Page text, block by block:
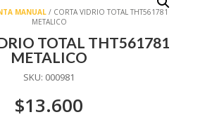
MANUAL/ CORTA VIDRIO TOTAL THT561781
METALICO
TOTAL THT561781
METALICO
SKU: 000981
$13.600